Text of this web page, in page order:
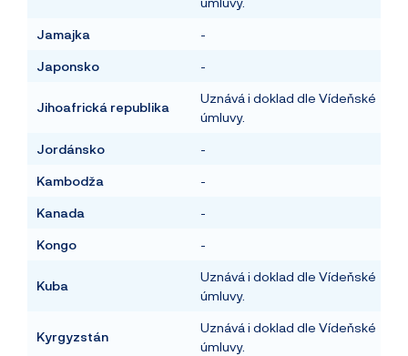
Jamajka -
Japonsko -
Jihoafrická republika
Uznává i doklad dle Vídeňské
úmluvy.
Jordánsko -
Kambodža -
Kanada -
Kongo -
Kuba
Uznává i doklad dle Vídeňské
úmluvy.
Kyrgyzstán
Uznává i doklad dle Vídeňské
úmluvy.